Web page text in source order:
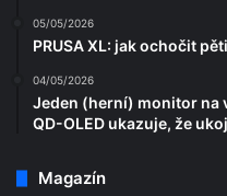
05/05/2026
PRUSA XL: jak ochočit
04/05/2026
Jeden (herní) monitor na
QD-OLED ukazuje, že
Magazín